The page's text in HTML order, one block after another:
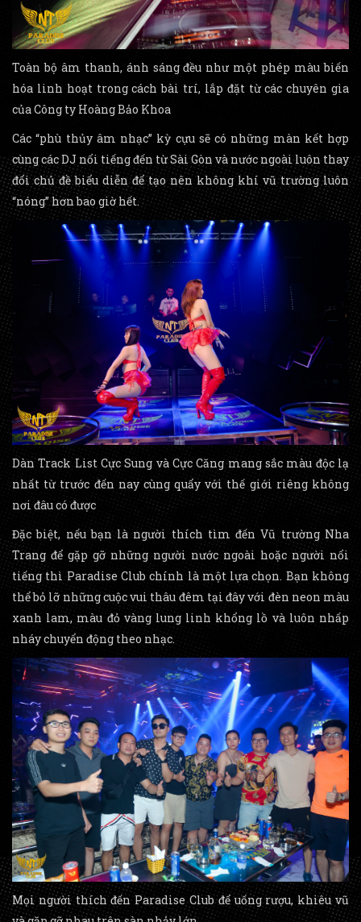
Toàn bộ âm thanh, ánh sáng đều như một phép màu biến
hóa linh hoạt trong cách bài trí, lắp đặt từ các chuyên gia
của Công ty Hoàng Bảo Khoa
Các “phù thủy âm nhạc” kỳ cựu sẽ có những màn kết hợp
cùng các DJ nổi tiếng đến từ Sài Gòn và nước ngoài luôn thay
đổi chủ đề biểu diễn để tạo nên không khí vũ trường luôn
“nóng” hơn bao giờ hết.
Dàn Track List Cực Sung và Cực Căng mang sắc màu độc lạ
nhất từ trước đến nay cùng quẩy với thế giới riêng không
nơi đâu có được
Đặc biệt, nếu bạn là người thích tìm đến Vũ trường Nha
Trang để gặp gỡ những người nước ngoài hoặc người nổi
tiếng thì Paradise Club chính là một lựa chọn. Bạn không
thể bỏ lỡ những cuộc vui thâu đêm tại đây với đèn neon màu
xanh lam, màu đỏ vàng lung linh khổng lồ và luôn nhấp
nháy chuyển động theo nhạc.
Mọi người thích đến Paradise Club để uống rượu, khiêu vũ